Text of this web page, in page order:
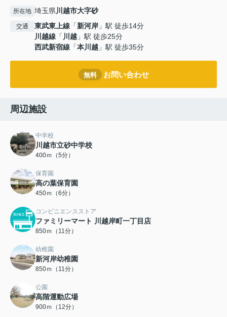
所在地 埼玉県川越市大字砂
交通 東武東上線 「新河岸 」駅 徒歩14分
川越線 「 川越 」駅 徒歩25分
西武新宿線 「本川越 」駅 徒歩35分
無料 お問い合わせ
周辺施設
中学校
川越市立砂中学校
400ｍ（5分）
保育園
高の葉保育園
450ｍ（6分）
コンビニエンスストア
ファミリーマート 川越岸町一丁目店
850ｍ（11分）
幼稚園
新河岸幼稚園
850ｍ（11分）
公園
高階運動広場
900ｍ（12分）